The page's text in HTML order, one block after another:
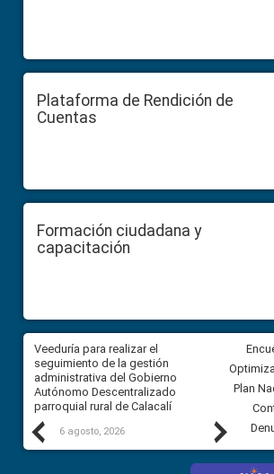
Plataforma de Rendición de
Cuentas
Formación ciudadana y
capacitación
Previous
Veeduría para realizar el
seguimiento de la gestión
administrativa del Gobierno
Autónomo Descentralizado
parroquial rural de Calacalí
6 agosto, 2026
Plan